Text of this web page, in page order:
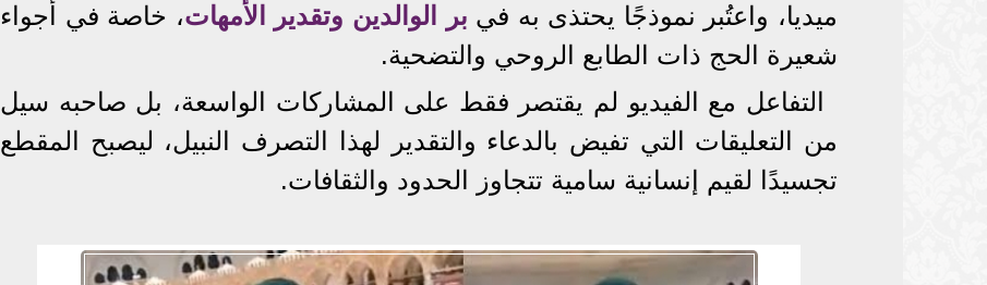
ميديا، واعتُبر نموذجًا يحتذى به في بر الوالدين وتقدير الأمهات، خاصة في أجواء
شعيرة الحج ذات الطابع الروحي والتضحية.
التفاعل مع الفيديو لم يقتصر فقط على المشاركات الواسعة، بل صاحبه سيل
من التعليقات التي تفيض بالدعاء والتقدير لهذا التصرف النبيل، ليصبح المقطع
تجسيدًا لقيم إنسانية سامية تتجاوز الحدود والثقافات.